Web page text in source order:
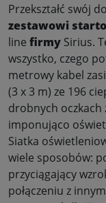
Przekształć swój
zestawowi
line firmy Sirius.
wszystko, czego
metrowy kabel
(3 x 3 m) ze 196
drobnych
imponująco
Siatka
wiele sposobów:
przyciągający
połączeniu z